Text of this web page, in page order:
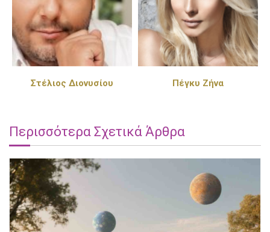
Στέλιος Διονυσίου Πέγκυ Ζήνα
Περισσότερα Σχετικά Άρθρα